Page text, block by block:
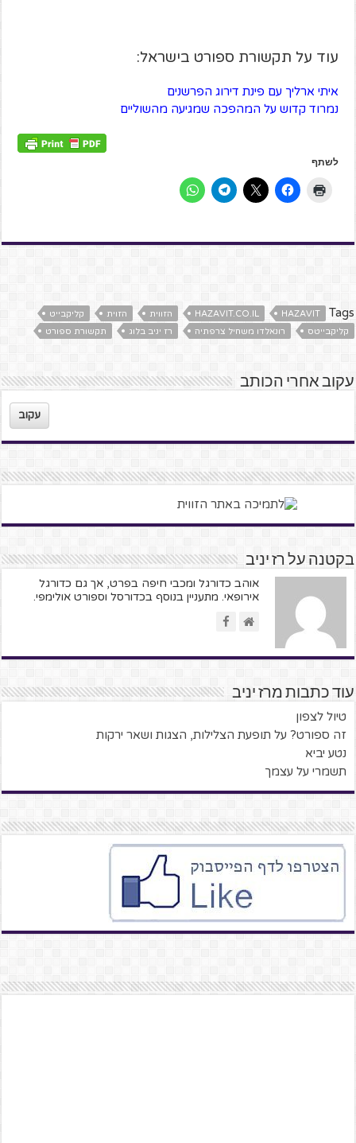
עוד על תקשורת ספורט בישראל:
איתי ארליך עם פינת דירוג הפרשנים
נמרוד קדוש על המהפכה שמגיעה מהשוליים
לשתף
Tags
HAZAVIT
HAZAVIT.CO.IL הזווית הזוית
קליקבייט
קליקבייטס
רונאלדו משחיל צרפתיה רז יניב בלוג תקשורת ספורט
עקוב אחרי הכותב
עקוב
בקטנה על רז יניב
אוהב כדורגל ומכבי חיפה בפרט, אך גם כדורגל
אירופאי. מתעניין בנוסף בכדורסל וספורט אולימפי.
עוד כתבות מרז יניב
טיול לצפון
זה ספורט? על תופעת הצלילות, הצגות ושאר ירקות
נטע יביא
תשמרי על עצמך